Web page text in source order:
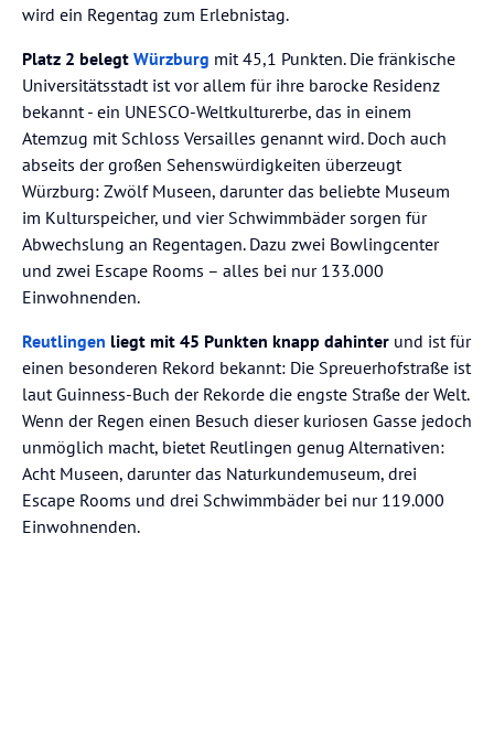
wird ein Regentag zum Erlebnistag.
Platz 2 belegt Würzburg mit 45,1 Punkten. Die fränkische
Universitätsstadt ist vor allem für ihre barocke Residenz
bekannt - ein UNESCO-Weltkulturerbe, das in einem
Atemzug mit Schloss Versailles genannt wird. Doch auch
abseits der großen Sehenswürdigkeiten überzeugt
Würzburg: Zwölf Museen, darunter das beliebte Museum
im Kulturspeicher, und vier Schwimmbäder sorgen für
Abwechslung an Regentagen. Dazu zwei Bowlingcenter
und zwei Escape Rooms – alles bei nur 133.000
Einwohnenden.
Reutlingen liegt mit 45 Punkten knapp dahinter und ist für
einen besonderen Rekord bekannt: Die Spreuerhofstraße ist
laut Guinness-Buch der Rekorde die engste Straße der Welt.
Wenn der Regen einen Besuch dieser kuriosen Gasse jedoch
unmöglich macht, bietet Reutlingen genug Alternativen:
Acht Museen, darunter das Naturkundemuseum, drei
Escape Rooms und drei Schwimmbäder bei nur 119.000
Einwohnenden.